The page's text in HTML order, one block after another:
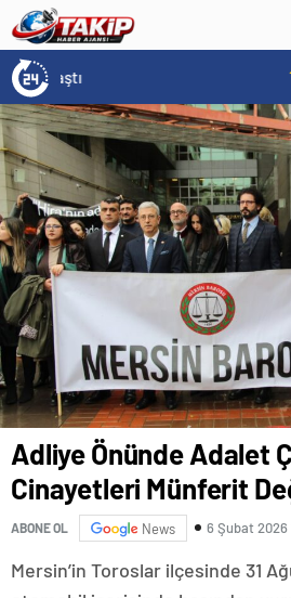
13:00
Adliye Önünde Adalet
Cinayetleri Münferit
ABONE OL News 6 Şubat 2026
Mersin’in Toroslar ilçesinde 31